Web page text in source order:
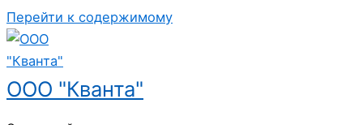
Перейти к содержимому
ООО "Кванта"